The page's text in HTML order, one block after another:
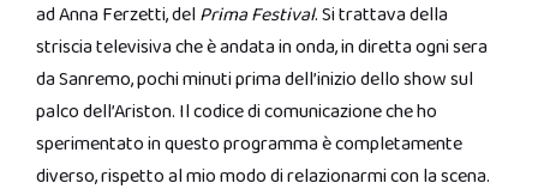
ad Anna Ferzetti, del Prima Festival. Si trattava della
striscia televisiva che è andata in onda, in diretta ogni sera
da Sanremo, pochi minuti prima dell’inizio dello show sul
palco dell’Ariston. Il codice di comunicazione che ho
sperimentato in questo programma è completamente
diverso, rispetto al mio modo di relazionarmi con la scena.